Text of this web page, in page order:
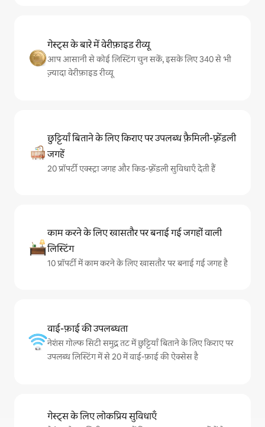
गेस्ट्स के बारे में वेरीफ़ाइड रीव्यू
आप आसानी से कोई लिस्टिंग चुन सकें, इसके लिए 340 से भी
ज़्यादा वेरीफ़ाइड रीव्यू
छुट्टियाँ बिताने के लिए किराए पर उपलब्ध फ़ैमिली-फ़्रेंडली
जगहें
20 प्रॉपर्टी एक्स्ट्रा जगह और किड-फ़्रेंडली सुविधाएँ देती हैं
काम करने के लिए खासतौर पर बनाई गई जगहों वाली
लिस्टिंग
10 प्रॉपर्टी में काम करने के लिए खासतौर पर बनाई गई जगह है
वाई-फ़ाई की उपलब्धता
नेशंस गोल्फ सिटी समुद्र तट में छुट्टियाँ बिताने के लिए किराए पर
उपलब्ध लिस्टिंग में से 20 में वाई-फ़ाई की ऐक्सेस है
गेस्ट्स के लिए लोकप्रिय सुविधाएँ